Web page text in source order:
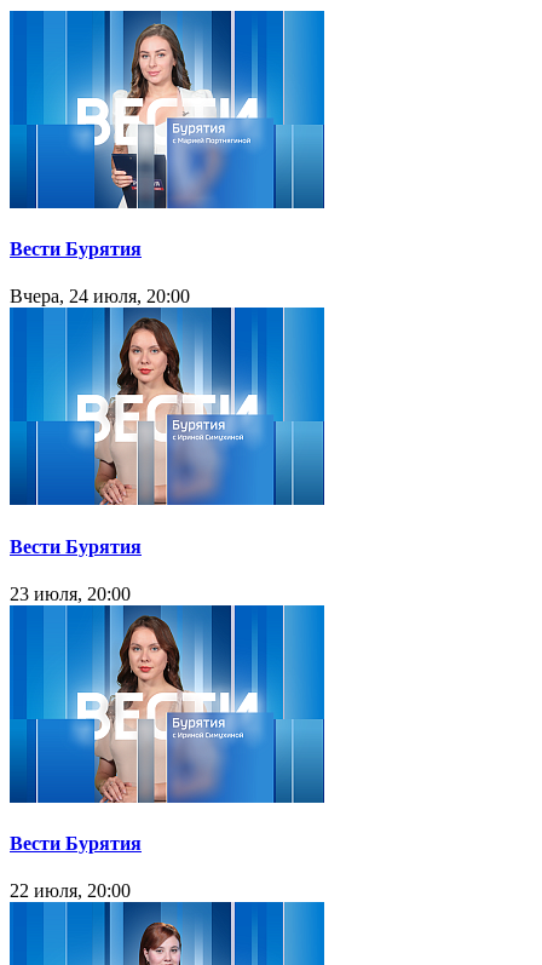
Вести Бурятия
Вчера, 24 июля, 20:00
Вести Бурятия
23 июля, 20:00
Вести Бурятия
22 июля, 20:00